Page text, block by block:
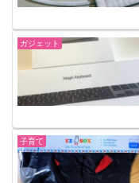
ガジェット
子育て